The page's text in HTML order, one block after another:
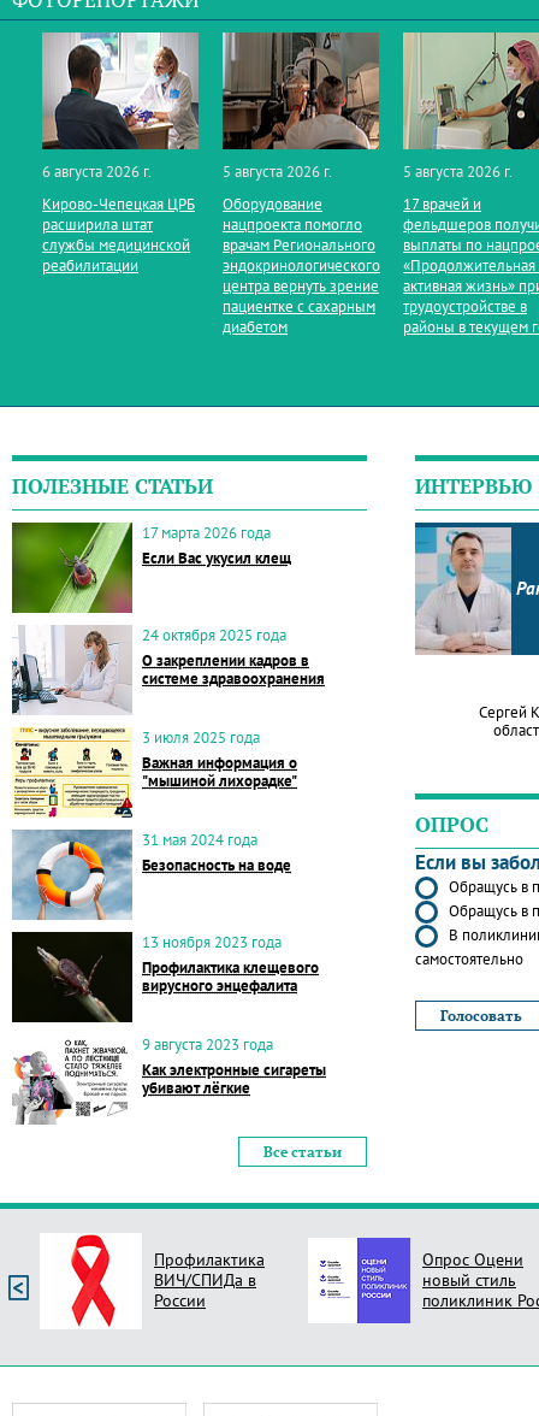
6 августа 2026 г.
Кирово‑Чепецкая ЦРБ
расширила штат
службы медицинской
реабилитации
5 августа 2026 г.
Оборудование
нацпроекта помогло
врачам Регионального
эндокринологического
центра вернуть зрение
пациентке с сахарным
диабетом
5 августа 2026 г.
17 врачей и
фельдшеров
выплаты по
«Продолжительная
активная жизнь»
трудоустройстве в
районы в текущем
ПОЛЕЗНЫЕ СТАТЬИ
17 марта 2026 года
Если Вас укусил клещ
24 октября 2025 года
О закреплении кадров в
системе здравоохранения
3 июля 2025 года
Важная информация о
"мышиной лихорадке"
31 мая 2024 года
Безопасность на воде
13 ноября 2023 года
Профилактика клещевого
вирусного энцефалита
9 августа 2023 года
Как электронные сигареты
убивают лёгкие
Все статьи
ИНТЕРВЬЮ
Сергей
ОПРОС
Если вы
Обращусь в
Обращусь в
В
самостоятельно
Профилактика
ВИЧ/СПИДа в
России
Опрос Оцени
новый стиль
поликлиник